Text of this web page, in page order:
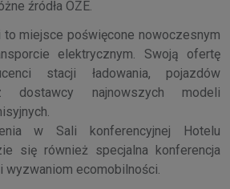
źródła OZE.
to miejsce poświęcone nowoczesnym
elektrycznym. Swoją ofertę
stacji ładowania, pojazdów
dostawcy najnowszych modeli
w Sali konferencyjnej Hotelu
się również specjalna konferencja
wyzwaniom ecomobilności.